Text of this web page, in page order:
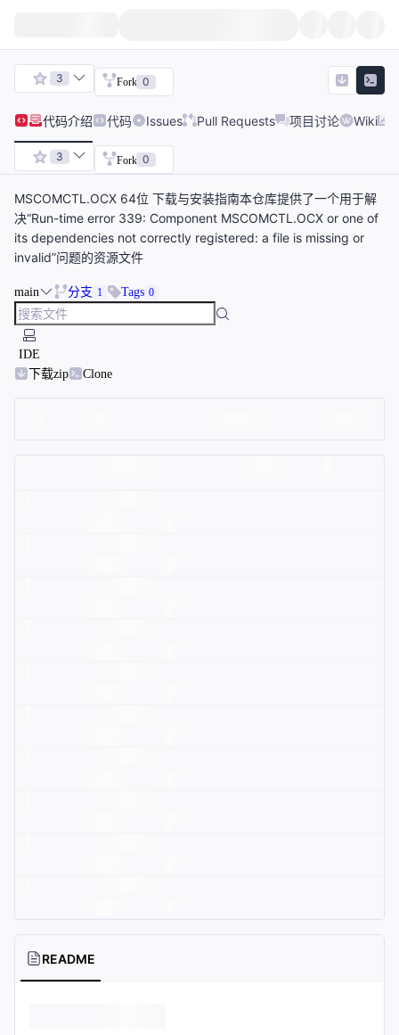
3 Fork 0
代码介绍 代码 Issues Pull Requests 项目讨论 Wiki
3 Fork 0
MSCOMCTL.OCX 64位 下载与安装指南本仓库提供了一个用于解
决“Run-time error 339: Component MSCOMCTL.OCX or one of
its dependencies not correctly registered: a file is missing or
invalid”问题的资源文件
main 分支 1 Tags 0
IDE
下载zip
Clone
README